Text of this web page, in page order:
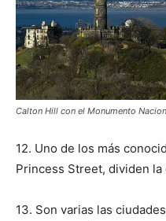
Calton Hill con el Monumento
12. Uno de los más
Princess Street, dividen
13. Son varias las